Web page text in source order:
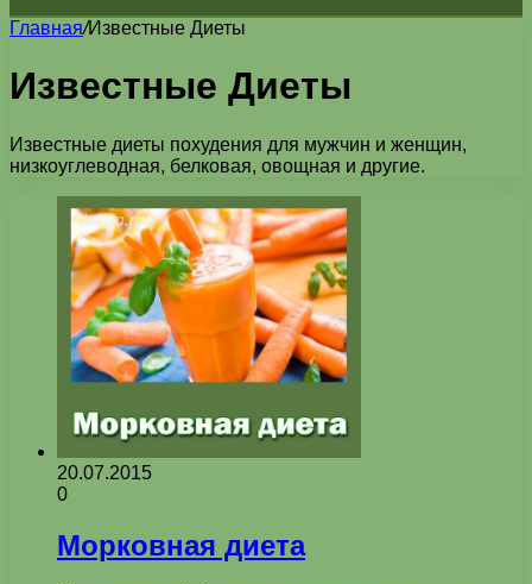
Главная/Известные Диеты
Известные Диеты
Известные диеты похудения для мужчин и женщин,
низкоуглеводная, белковая, овощная и другие.
20.07.2015
0
Морковная диета